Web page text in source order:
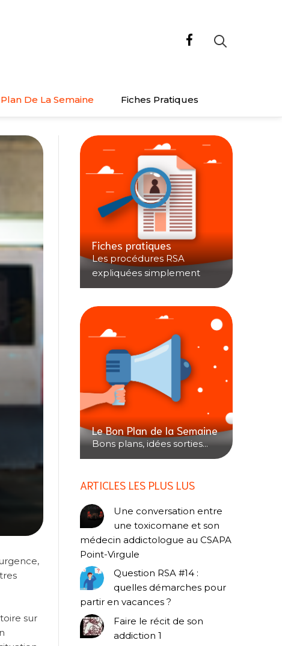
De La Semaine Fiches Pratiques
sur
Fiches pratiques
Les procédures RSA
expliquées simplement
Le Bon Plan de la Semaine
Bons plans, idées sorties...
ARTICLES LES PLUS LUS
Une conversation entre
une toxicomane et son
médecin addictologue au CSAPA
Point-Virgule
Question RSA #14 :
quelles démarches pour
partir en vacances ?
Faire le récit de son
addiction 1